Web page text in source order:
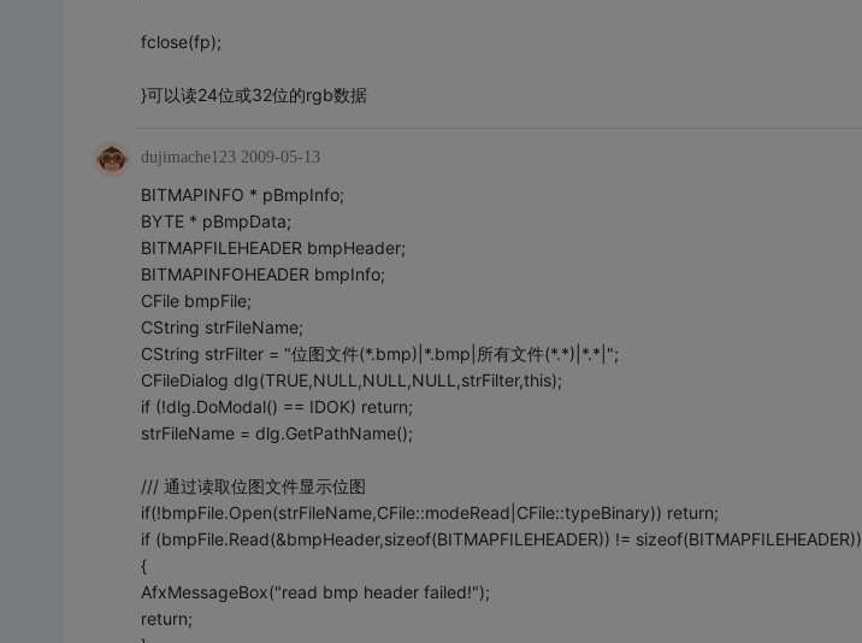
fclose(fp);
}可以读24位或32位的rgb数据
dujimache123 2009-05-13
BITMAPINFO * pBmpInfo;
BYTE * pBmpData;
BITMAPFILEHEADER bmpHeader;
BITMAPINFOHEADER bmpInfo;
CFile bmpFile;
CString strFileName;
CString strFilter = "位图文件(*.bmp)|*.bmp|所有文件(*.*)|*.*|";
CFileDialog dlg(TRUE,NULL,NULL,NULL,strFilter,this);
if (!dlg.DoModal() == IDOK) return;
strFileName = dlg.GetPathName();
/// 通过读取位图文件显示位图
if(!bmpFile.Open(strFileName,CFile::modeRead|CFile::typeBinary)) return;
if (bmpFile.Read(&bmpHeader,sizeof(BITMAPFILEHEADER)) != sizeof(BITMAPFILEHEADER))
{
AfxMessageBox("read bmp header failed!");
return;